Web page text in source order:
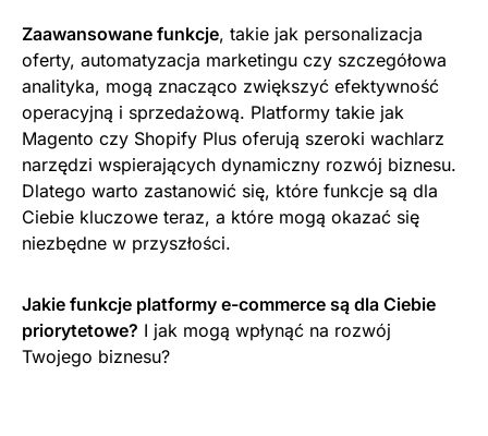
Zaawansowane funkcje, takie jak personalizacja
oferty, automatyzacja marketingu czy szczegółowa
analityka, mogą znacząco zwiększyć efektywność
operacyjną i sprzedażową. Platformy takie jak
Magento czy Shopify Plus oferują szeroki wachlarz
narzędzi wspierających dynamiczny rozwój biznesu.
Dlatego warto zastanowić się, które funkcje są dla
Ciebie kluczowe teraz, a które mogą okazać się
niezbędne w przyszłości.
Jakie funkcje platformy e-commerce są dla Ciebie
priorytetowe? I jak mogą wpłynąć na rozwój
Twojego biznesu?